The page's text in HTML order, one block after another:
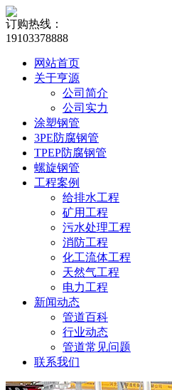
订购热线：
19103378888
网站首页
关于亨源
公司简介
公司实力
涂塑钢管
3PE防腐钢管
TPEP防腐钢管
螺旋钢管
工程案例
给排水工程
矿用工程
污水处理工程
消防工程
化工流体工程
天然气工程
电力工程
新闻动态
管道百科
行业动态
管道常见问题
联系我们